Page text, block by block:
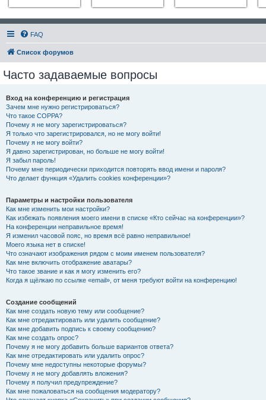
FAQ
Список форумов
Часто задаваемые вопросы
Вход на конференцию и регистрация
Зачем мне нужно регистрироваться?
Что такое COPPA?
Почему я не могу зарегистрироваться?
Я только что зарегистрировался, но не могу войти!
Почему я не могу войти?
Я давно зарегистрирован, но больше не могу войти!
Я забыл пароль!
Почему мне периодически приходится повторять ввод имени и пароля?
Что делает функция «Удалить cookies конференции»?
Параметры и настройки пользователя
Как мне изменить мои настройки?
Как избежать появления моего имени в списке «Кто сейчас на конференции»?
На конференции неправильное время!
Я изменил часовой пояс, но время всё равно неправильное!
Моего языка нет в списке!
Что означают изображения рядом с моим именем пользователя?
Как мне включить отображение аватары?
Что такое звание и как я могу изменить его?
Когда я щёлкаю по ссылке «email», от меня требуют войти на конференцию!
Создание сообщений
Как мне создать новую тему или сообщение?
Как мне отредактировать или удалить сообщение?
Как мне добавить подпись к своему сообщению?
Как мне создать опрос?
Почему я не могу добавить больше вариантов ответа?
Как мне отредактировать или удалить опрос?
Почему мне недоступны некоторые форумы?
Почему я не могу добавлять вложения?
Почему я получил предупреждение?
Как мне пожаловаться на сообщения модератору?